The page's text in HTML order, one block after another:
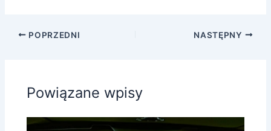
POPRZEDNI NASTĘPNY
Powiązane wpisy